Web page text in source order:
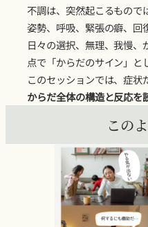
不調は、突然起こるもので
姿勢、呼吸、緊張の癖、回
日々の選択、無理、我慢
点で「からだのサイン」と
このセッションでは、症状
からだ全体の構造と反応を
この